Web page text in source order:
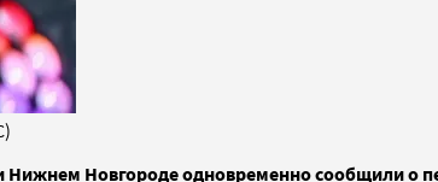
Новгороде одновременно сообщили о